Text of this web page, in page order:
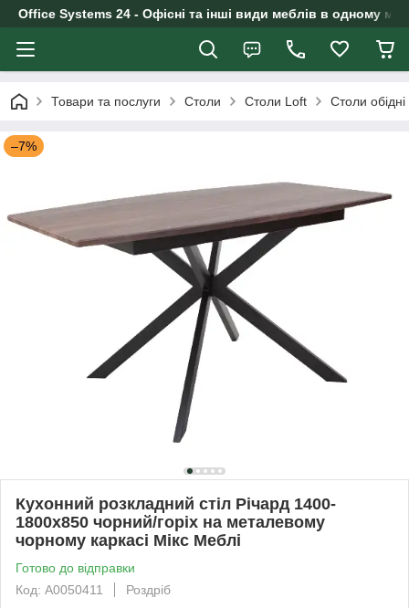
Office Systems 24 - Офісні та інші види меблів в одному
Товари та послуги Столи Столи Loft Столи
–7%
Кухонний розкладний стіл Річард 1400-
1800x850 чорний/горіх на металевому
чорному каркасі Мікс Меблі
Готово до відправки
Код: А0050411
Роздріб